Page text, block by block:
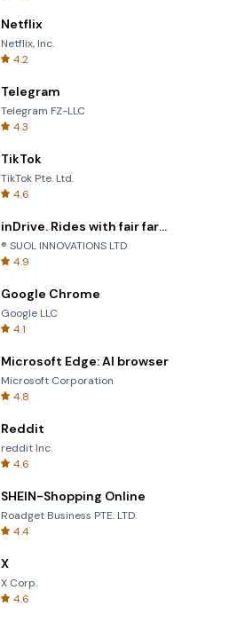
Netflix
Netflix, Inc.
4.2
Telegram
Telegram FZ-LLC
4.3
TikTok
TikTok Pte. Ltd.
4.6
inDrive. Rides with fair fares
® SUOL INNOVATIONS LTD
4.9
Google Chrome
Google LLC
4.1
Microsoft Edge: AI browser
Microsoft Corporation
4.8
Reddit
reddit Inc.
4.6
SHEIN-Shopping Online
Roadget Business PTE. LTD.
4.4
X
X Corp.
4.6